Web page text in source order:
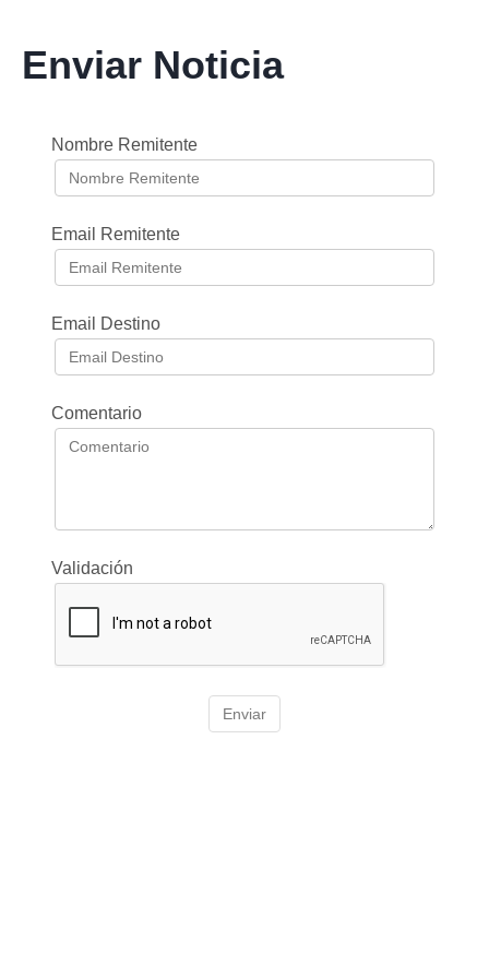
Enviar Noticia
Nombre Remitente
Email Remitente
Email Destino
Comentario
Validación